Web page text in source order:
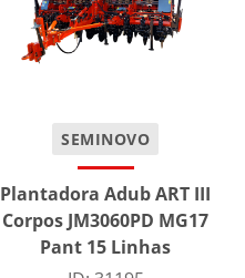
SEMINOVO
Plantadora Adub ART III
Corpos JM3060PD MG17
Pant 15 Linhas